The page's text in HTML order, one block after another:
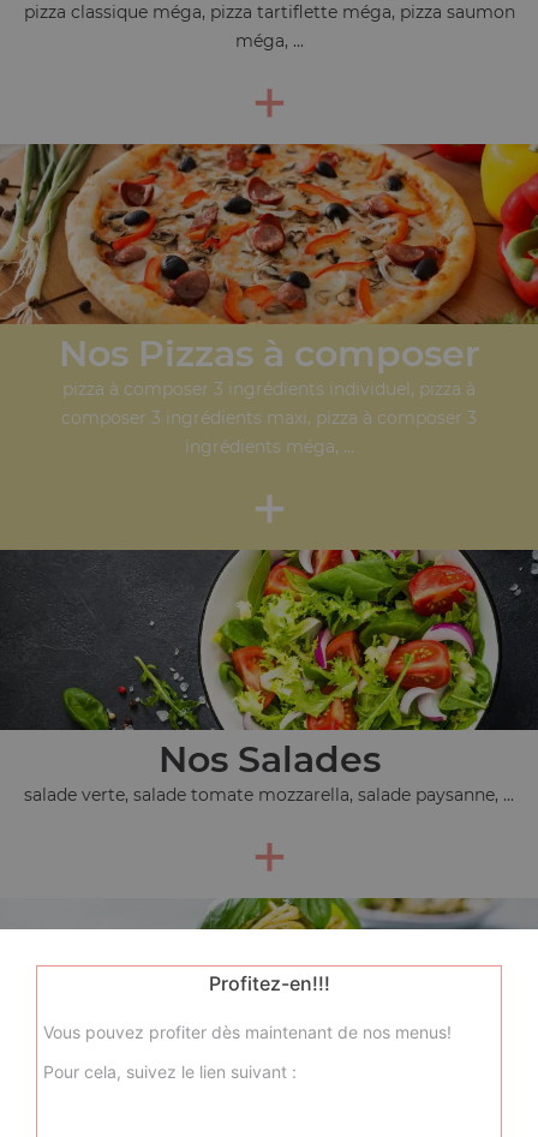
pizza classique méga, pizza tartiflette méga, pizza saumon
méga, ...
+
Nos Pizzas à composer
pizza à composer 3 ingrédients individuel, pizza à
composer 3 ingrédients maxi, pizza à composer 3
ingrédients méga, ...
+
Nos Salades
salade verte, salade tomate mozzarella, salade paysanne, ...
+
Profitez-en!!!
Vous pouvez profiter dès maintenant de nos menus!
Pour cela, suivez le lien suivant :